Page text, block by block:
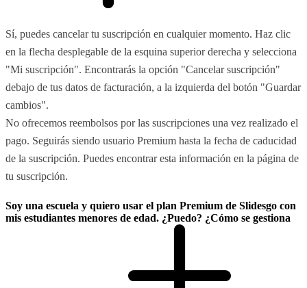
Sí, puedes cancelar tu suscripción en cualquier momento. Haz clic
en la flecha desplegable de la esquina superior derecha y selecciona
"Mi suscripción". Encontrarás la opción "Cancelar suscripción"
debajo de tus datos de facturación, a la izquierda del botón "Guardar
cambios".
No ofrecemos reembolsos por las suscripciones una vez realizado el
pago. Seguirás siendo usuario Premium hasta la fecha de caducidad
de la suscripción. Puedes encontrar esta información en la página de
tu suscripción.
Soy una escuela y quiero usar el plan Premium de Slidesgo con
mis estudiantes menores de edad. ¿Puedo? ¿Cómo se gestiona